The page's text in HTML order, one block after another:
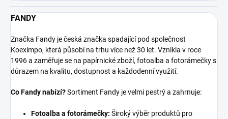
FANDY
Značka Fandy je česká značka spadající pod společnost
Koeximpo, která působí na trhu více než 30 let. Vznikla v roce
1996 a zaměřuje se na papírnické zboží, fotoalba a fotorámečky s
důrazem na kvalitu, dostupnost a každodenní využití.
Co Fandy nabízí?Sortiment Fandy je velmi pestrý a zahrnuje:
Fotoalba a fotorámečky: Široký výběr produktů pro